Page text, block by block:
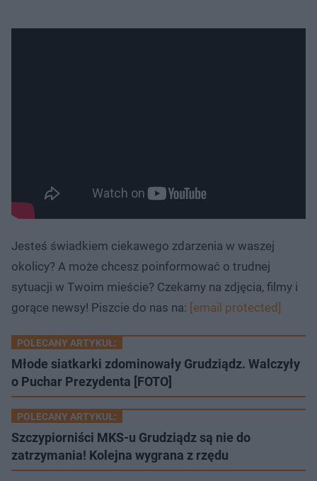
Jesteś świadkiem ciekawego zdarzenia w waszej
okolicy? A może chcesz poinformować o trudnej
sytuacji w Twoim mieście? Czekamy na zdjęcia, filmy i
gorące newsy! Piszcie do nas na: [email protected]
POLECANY ARTYKUŁ:
Młode siatkarki zdominowały Grudziądz. Walczyły
o Puchar Prezydenta [FOTO]
POLECANY ARTYKUŁ:
Szczypiorniści MKS-u Grudziądz są nie do
zatrzymania! Kolejna wygrana z rzędu